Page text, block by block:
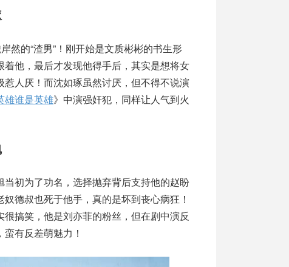
然的“渣男”！刚开始是文质彬彬的书生形
他，最后才发现他得手后，其实是想将女
人厌！而沈如琢虽然讨厌，但不得不说演
雄谁是英雄》中演强奸犯，同样让人气到火
初为了功名，选择抛弃背后支持他的赵盼
德叔也死于他手，真的是坏到丧心病狂！
搞笑，他是刘亦菲的粉丝，但在剧中演反
有反差萌魅力！